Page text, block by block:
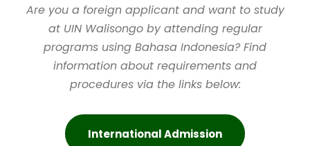
Are you a foreign applicant and want to study
at UIN Walisongo by attending regular
programs using Bahasa Indonesia? Find
information about requirements and
procedures via the links below:
International Admission